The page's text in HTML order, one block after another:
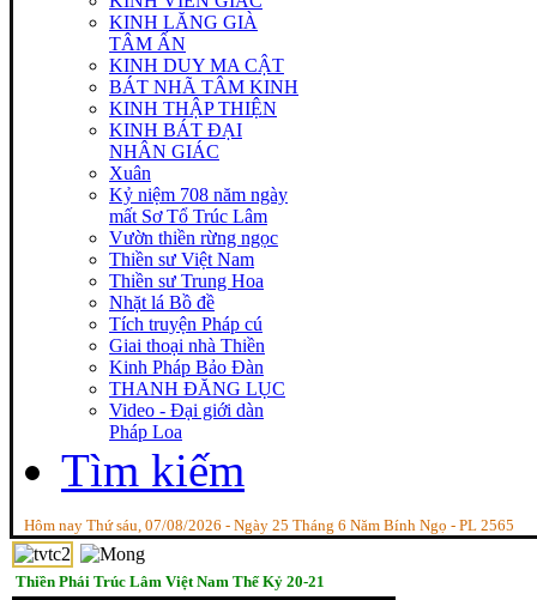
KINH LĂNG GIÀ
TÂM ẤN
KINH DUY MA CẬT
BÁT NHÃ TÂM KINH
KINH THẬP THIỆN
KINH BÁT ĐẠI
NHÂN GIÁC
Xuân
Kỷ niệm 708 năm ngày
mất Sơ Tổ Trúc Lâm
Vườn thiền rừng ngọc
Thiền sư Việt Nam
Thiền sư Trung Hoa
Nhặt lá Bồ đề
Tích truyện Pháp cú
Giai thoại nhà Thiền
Kinh Pháp Bảo Đàn
THANH ĐĂNG LỤC
Video - Đại giới dàn
Pháp Loa
Tìm kiếm
Hôm nay Thứ sáu, 07/08/2026 - Ngày 25 Tháng 6 Năm Bính Ngọ - PL 2565
Thiền Phái Trúc Lâm Việt Nam Thế Kỷ 20-21